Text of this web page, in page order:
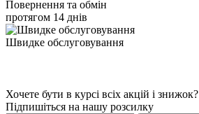
Повернення та обмін
протягом 14 днів
Швидке обслуговування
Хочете бути в курсі всіх акцій і знижок?
Підпишіться на нашу розсилку